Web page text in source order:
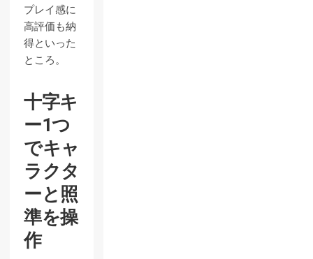
プレイ感に
高評価も納
得といった
ところ。
十字キ
ー1つ
でキャ
ラクタ
ーと照
準を操
作